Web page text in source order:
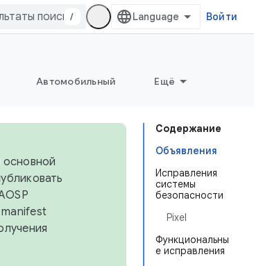
/ Войти
Автомобильный Ещё
Содержание
Объявления
Исправления
системы
безопасности
Pixel
Функциональны
е исправления
основной
manifest